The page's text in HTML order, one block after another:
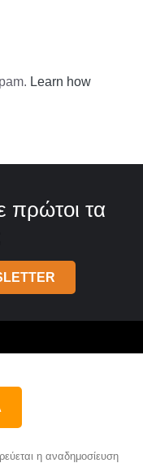
Learn how
πρώτοι τα
η αναδημοσίευση